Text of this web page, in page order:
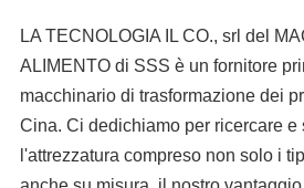
LA TECNOLOGIA IL CO., srl del
ALIMENTO di SSS è un fornitore
macchinario di trasformazione dei
Cina. Ci dedichiamo per ricercare e
l'attrezzatura compreso non solo i